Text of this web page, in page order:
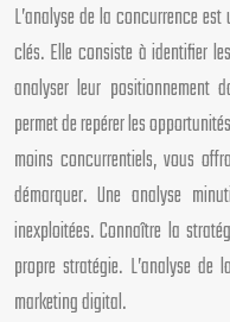
L’analyse de la concurrence
clés. Elle consiste à identifier
analyser leur positionnement
permet de repérer les
moins concurrentiels, vous
démarquer. Une analyse
inexploitées. Connaître la
propre stratégie. L’analyse
marketing digital.